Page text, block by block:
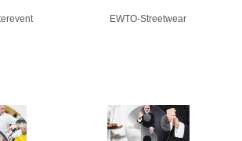
EWTO-Streetwear